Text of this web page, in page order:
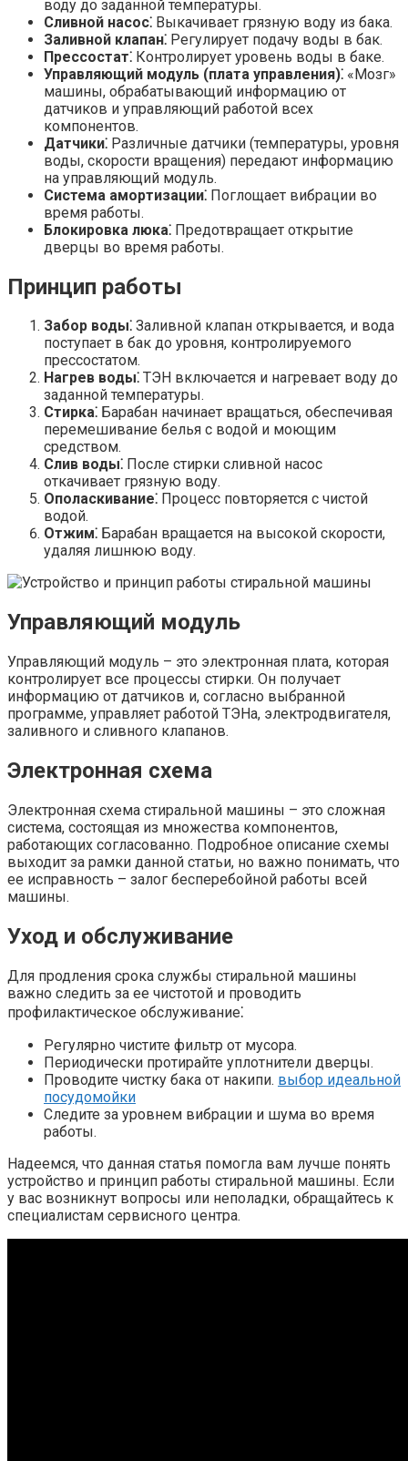
воду до заданной температуры.
Сливной насос⁚ Выкачивает грязную воду из бака.
Заливной клапан⁚ Регулирует подачу воды в бак.
Прессостат⁚ Контролирует уровень воды в баке.
Управляющий модуль (плата управления)⁚ «Мозг»
машины, обрабатывающий информацию от
датчиков и управляющий работой всех
компонентов.
Датчики⁚ Различные датчики (температуры, уровня
воды, скорости вращения) передают информацию
на управляющий модуль.
Система амортизации⁚ Поглощает вибрации во
время работы.
Блокировка люка⁚ Предотвращает открытие
дверцы во время работы.
Принцип работы
Забор воды⁚ Заливной клапан открывается, и вода
поступает в бак до уровня, контролируемого
прессостатом.
Нагрев воды⁚ ТЭН включается и нагревает воду до
заданной температуры.
Стирка⁚ Барабан начинает вращаться, обеспечивая
перемешивание белья с водой и моющим
средством.
Слив воды⁚ После стирки сливной насос
откачивает грязную воду.
Ополаскивание⁚ Процесс повторяется с чистой
водой.
Отжим⁚ Барабан вращается на высокой скорости,
удаляя лишнюю воду.
Управляющий модуль
Управляющий модуль – это электронная плата, которая
контролирует все процессы стирки. Он получает
информацию от датчиков и, согласно выбранной
программе, управляет работой ТЭНа, электродвигателя,
заливного и сливного клапанов.
Электронная схема
Электронная схема стиральной машины – это сложная
система, состоящая из множества компонентов,
работающих согласованно. Подробное описание схемы
выходит за рамки данной статьи, но важно понимать, что
ее исправность – залог бесперебойной работы всей
машины.
Уход и обслуживание
Для продления срока службы стиральной машины
важно следить за ее чистотой и проводить
профилактическое обслуживание⁚
Регулярно чистите фильтр от мусора.
Периодически протирайте уплотнители дверцы.
Проводите чистку бака от накипи. выбор идеальной
посудомойки
Следите за уровнем вибрации и шума во время
работы.
Надеемся, что данная статья помогла вам лучше понять
устройство и принцип работы стиральной машины. Если
у вас возникнут вопросы или неполадки, обращайтесь к
специалистам сервисного центра.